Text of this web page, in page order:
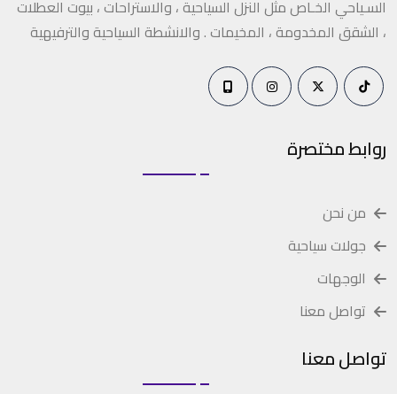
السـياحي الخـاص مثل النزل السياحية ، والاستراحات ، بيوت العطلات
، الشقق المخدومة ، المخيمات . والانشطة السياحية والترفيهية
روابط مختصرة
من نحن
جولات سياحية
الوجهات
تواصل معنا
تواصل معنا